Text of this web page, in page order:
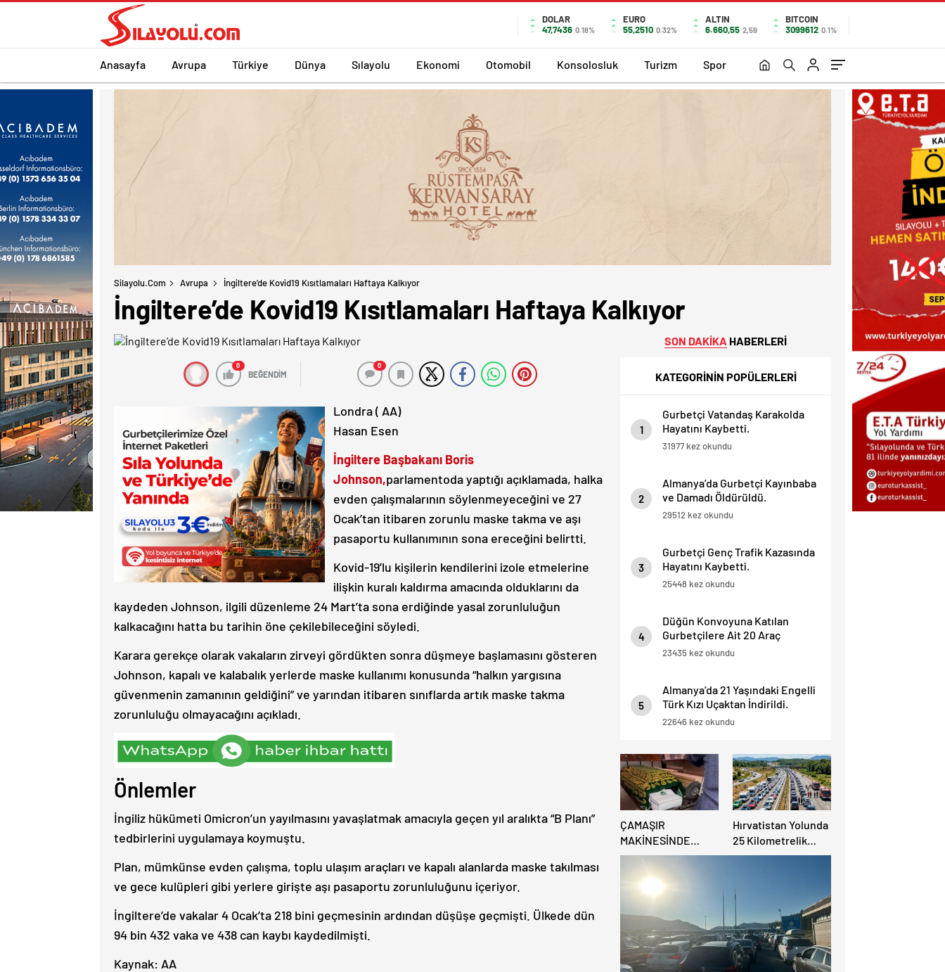
DOLAR
47,7436 0.18%
EURO
55,2510 0.32%
ALTIN
6.660,55 2,59
BITCOIN
3099612 0.1%
Anasayfa Avrupa Türkiye Dünya Sılayolu Ekonomi Otomobil Konsolosluk Turizm Spor
Silayolu.com Avrupa İngiltere’de Kovid19 Kısıtlamaları Haftaya Kalkıyor
İngiltere’de Kovid19 Kısıtlamaları Haftaya Kalkıyor
0
BEĞENDİM
0
Londra ( AA)
Hasan Esen
İngiltere Başbakanı Boris
Johnson,parlamentoda yaptığı açıklamada, halka
evden çalışmalarının söylenmeyeceğini ve 27
Ocak’tan itibaren zorunlu maske takma ve aşı
pasaportu kullanımının sona ereceğini belirtti.
Kovid-19’lu kişilerin kendilerini izole etmelerine
ilişkin kuralı kaldırma amacında olduklarını da
kaydeden Johnson, ilgili düzenleme 24 Mart’ta sona erdiğinde yasal zorunluluğun
kalkacağını hatta bu tarihin öne çekilebileceğini söyledi.
Karara gerekçe olarak vakaların zirveyi gördükten sonra düşmeye başlamasını gösteren
Johnson, kapalı ve kalabalık yerlerde maske kullanımı konusunda “halkın yargısına
güvenmenin zamanının geldiğini” ve yarından itibaren sınıflarda artık maske takma
zorunluluğu olmayacağını açıkladı.
Önlemler
İngiliz hükümeti Omicron’un yayılmasını yavaşlatmak amacıyla geçen yıl aralıkta “B Planı”
tedbirlerini uygulamaya koymuştu.
Plan, mümkünse evden çalışma, toplu ulaşım araçları ve kapalı alanlarda maske takılması
ve gece kulüpleri gibi yerlere girişte aşı pasaportu zorunluluğunu içeriyor.
İngiltere’de vakalar 4 Ocak’ta 218 bini geçmesinin ardından düşüşe geçmişti. Ülkede dün
94 bin 432 vaka ve 438 can kaybı kaydedilmişti.
Kaynak: AA
SON DAKİKA HABERLERİ
KATEGORİNİN POPÜLERLERİ
1
Gurbetçi Vatandaş Karakolda
Hayatını Kaybetti.
31977 kez okundu
2
Almanya’da Gurbetçi Kayınbaba
ve Damadı Öldürüldü.
29512 kez okundu
3
Gurbetçi Genç Trafik Kazasında
Hayatını Kaybetti.
25448 kez okundu
4
Düğün Konvoyuna Katılan
Gurbetçilere Ait 20 Araç
Trafikten Men Edildi.
23435 kez okundu
5
Almanya’da 21 Yaşındaki Engelli
Türk Kızı Uçaktan İndirildi.
Detaylar Haberde.
22646 kez okundu
ÇAMAŞIR
MAKİNESİNDE
BULUNAN BEBEK
CENAZESİ ŞOK ETTİ
Hırvatistan Yolunda
25 Kilometrelik
Trafik Kuyruğu